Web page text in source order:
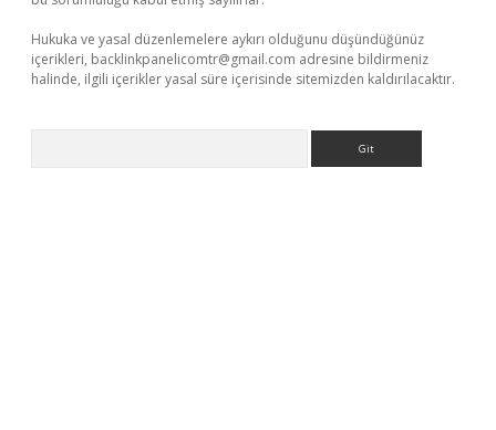
Hukuka ve yasal düzenlemelere aykırı olduğunu düşündüğünüz
içerikleri, backlinkpanelicomtr@gmail.com adresine bildirmeniz
halinde, ilgili içerikler yasal süre içerisinde sitemizden kaldırılacaktır.